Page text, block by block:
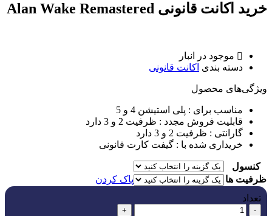
خرید اکانت قانونی Alan Wake Remastered
موجود در انبار
دسته بندی اکانت قانونی
ویژگی‌های ﻣﺤﺼﻮل
مناسب برای : پلی استیشن 4 و 5
قابلیت فروش مجدد : ظرفیت 2 و 3 دارد
گارانتی : ظرفیت 2 و 3 دارد
خریداری شده با : گیفت کارت قانونی
کنسول
ظرفیت ها
پاک کردن
تعداد
-
+